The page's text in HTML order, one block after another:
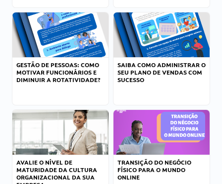
GESTÃO DE PESSOAS: COMO
MOTIVAR FUNCIONÁRIOS E
DIMINUIR A ROTATIVIDADE?
SAIBA COMO ADMINISTRAR O
SEU PLANO DE VENDAS COM
SUCESSO
AVALIE O NÍVEL DE
MATURIDADE DA CULTURA
ORGANIZACIONAL DA SUA
TRANSIÇÃO DO NEGÓCIO
FÍSICO PARA O MUNDO
ONLINE